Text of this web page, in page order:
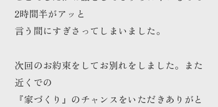
2時間半がアッと
言う間にすぎさってしまいました。
次回のお約束をしてお別れをしました。また
近くでの
『家づくり』のチャンスをいただきありがと